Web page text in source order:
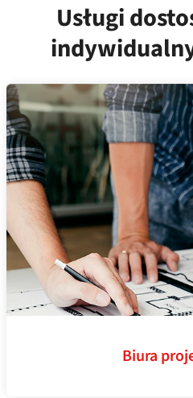
Usługi
Biura